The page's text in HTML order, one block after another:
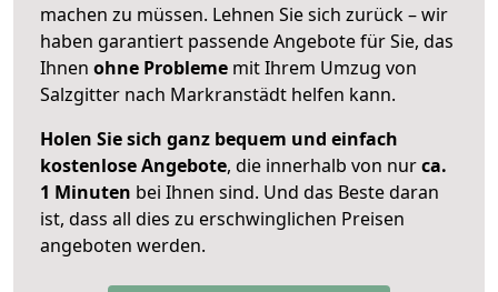
machen zu müssen. Lehnen Sie sich zurück – wir
haben garantiert passende Angebote für Sie, das
Ihnen ohne Probleme mit Ihrem Umzug von
Salzgitter nach Markranstädt helfen kann.
Holen Sie sich ganz bequem und einfach
kostenlose Angebote, die innerhalb von nurca.
1 Minuten bei Ihnen sind. Und das Beste daran
ist, dass all dies zu erschwinglichen Preisen
angeboten werden.